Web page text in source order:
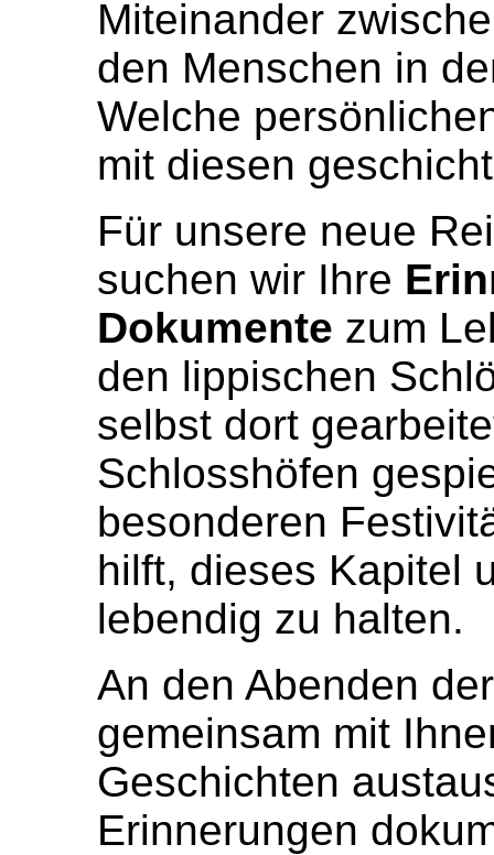
Miteinander
den Menschen in
Welche
mit diesen
Für unsere neue
suchen wir Ihre
Dokumente zum
den lippischen
selbst dort
Schlosshöfen
besonderen
hilft, dieses Kapitel
lebendig zu halten.
An den Abenden
gemeinsam mit
Geschichten
Erinnerungen